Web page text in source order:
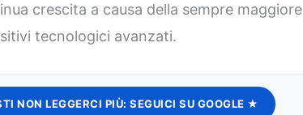
crescita a causa della sempre maggiore
tecnologici avanzati.
NON LEGGERCI PIÙ: SEGUICI SU GOOGLE ★